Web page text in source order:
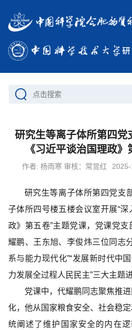
点击搜索
研究生等离子体所第四党
《习近平谈治国理政
作者:杨雨寒 审核：常昱红
研究生等离子体所第四党支
子体所四号楼五楼会议室开展“
政》第五卷”主题党课，党课党
耀鹏、王东旭、李俊炜三位同志
系与能力现代化”“发展新时代中
力发展全过程人民民主”三大主题
党课中，代耀鹏同志聚焦推
化，他从国家粮食安全、社会稳
统阐述了维护国家安全的内在